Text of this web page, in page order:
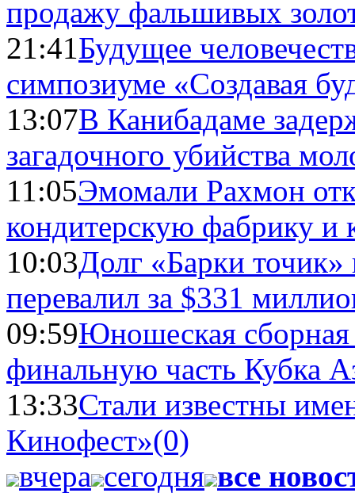
продажу фальшивых
21:41Будущее
симпозиуме «Создавая
13:07В Канибадаме
загадочного убийства
11:05Эмомали Рахмон
кондитерскую фабрику и
10:03Долг «Барки
перевалил за $331
09:59Юношеская
финальную часть Кубка
13:33Стали известны
Кинофест»(0)
вчера сегодня все